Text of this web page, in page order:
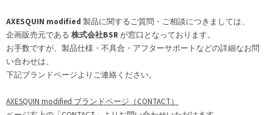
AXESQUIN modified 製品に関するご質問・ご相談につきましては、
企画販売元である 株式会社BSRが窓口となっております。
お手数ですが、製品仕様・不具合・アフターサポートなどの詳細なお問
い合わせは、
下記ブランドページよりご連絡ください。
AXESQUIN modified ブランドページ（CONTACT）